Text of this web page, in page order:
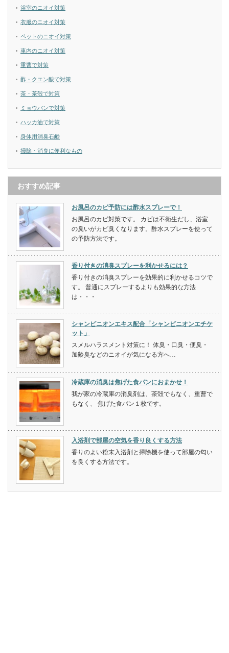
浴室のニオイ対策
衣服のニオイ対策
ペットのニオイ対策
車内のニオイ対策
重曹で対策
酢・クエン酸で対策
茶・茶殻で対策
ミョウバンで対策
ハッカ油で対策
身体用消臭石鹸
掃除・消臭に便利なもの
おすすめ記事
お風呂のカビ予防には酢水スプレーで！
お風呂のカビ対策です。 カビは不衛生だし、浴室
の臭いがカビ臭くなります。酢水スプレーを使って
の予防方法です。
香り付きの消臭スプレーを利かせるには？
香り付きの消臭スプレーを効果的に利かせるコツで
す。 普通にスプレーするよりも効果的な方法
は・・・
シャンピニオンエキス配合「シャンピニオンエチケ
ット」
スメルハラスメント対策に！ 体臭・口臭・便臭・
加齢臭などのニオイが気になる方へ…
冷蔵庫の消臭は焦げた食パンにおまかせ！
我が家の冷蔵庫の消臭剤は、茶殻でもなく、重曹で
もなく、 焦げた食パン１枚です。
入浴剤で部屋の空気を香り良くする方法
香りのよい粉末入浴剤と掃除機を使って部屋の匂い
を良くする方法です。